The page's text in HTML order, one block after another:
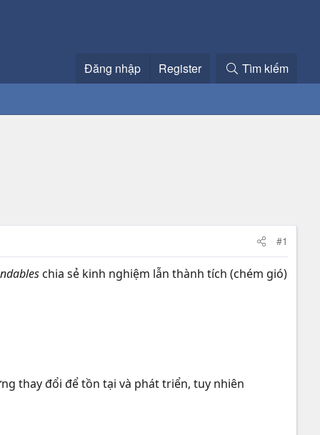
Đăng nhập Register Tìm kiếm
#1
chia sẻ kinh nghiệm lẫn thành tích (chém gió)
thay đổi để tồn tại và phát triển, tuy nhiên